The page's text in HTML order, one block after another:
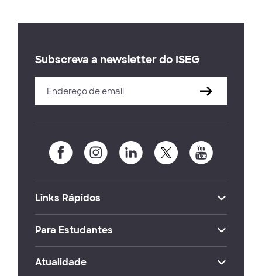
Subscreva a newsletter do ISEG
Links Rápidos
Para Estudantes
Atualidade